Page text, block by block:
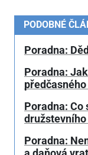
PODOBNÉ
Poradna:
Poradna:
Poradna:
družstevního
Poradna: